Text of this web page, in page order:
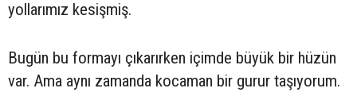
yollarımız kesişmiş.
Bugün bu formayı çıkarırken içimde büyük bir hüzün
var. Ama aynı zamanda kocaman bir gurur taşıyorum.